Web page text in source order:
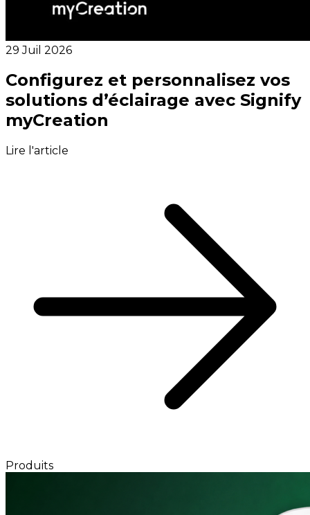
29 Juil 2026
Configurez et personnalisez vos
solutions d’éclairage avec Signify
myCreation
Lire l'article
Produits